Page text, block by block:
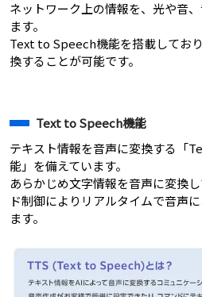
ネットワーク上の情報を、光や音
ます。
Text to Speech機能を搭載してお
換することが可能です。
Text to Speech機能
テキスト情報を音声に変換する「
能」を備えています。
あらかじめ文字情報を音声に変換
ド制御によりリアルタイムで音声
ます。